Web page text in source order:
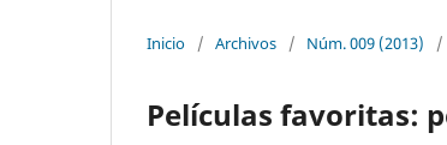
Inicio / Archivos / Núm. 009 (2013) /
Películas favoritas: